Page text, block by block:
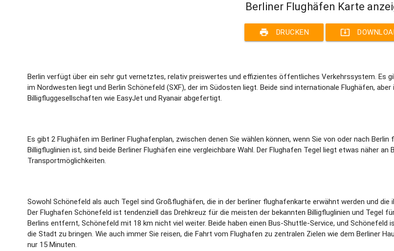
Berliner Flughäfen Karte
print DRUCKEN system_update_alt
Berlin verfügt über ein sehr gut vernetztes, relativ preiswertes und effizientes öffentliches Verkehrssystem. Es
im Nordwesten liegt und Berlin Schönefeld (SXF), der im Südosten liegt. Beide sind internationale Flughäfen,
Billigfluggesellschaften wie EasyJet und Ryanair abgefertigt.
Es gibt 2 Flughäfen im Berliner Flughafenplan, zwischen denen Sie wählen können, wenn Sie von oder nach
Billigfluglinien ist, sind beide Berliner Flughäfen eine vergleichbare Wahl. Der Flughafen Tegel liegt etwas näher
Transportmöglichkeiten.
Sowohl Schönefeld als auch Tegel sind Großflughäfen, die in der berliner flughafenkarte erwähnt werden und
Der Flughafen Schönefeld ist tendenziell das Drehkreuz für die meisten der bekannten Billigfluglinien und Tegel
Berlins entfernt, Schönefeld mit 18 km nicht viel weiter. Beide haben einen Bus-Shuttle-Service, und Schönefeld
die Stadt zu bringen. Wie auch immer Sie reisen, die Fahrt vom Flughafen zu zentralen Zielen wie dem Berliner
nur 15 Minuten.